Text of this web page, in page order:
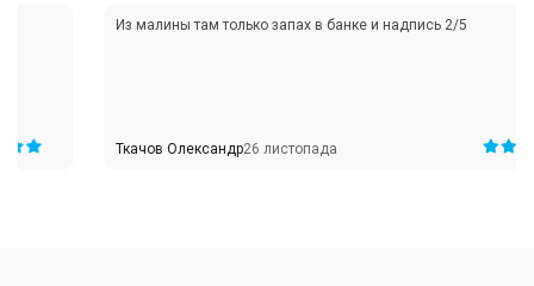
Из малины там только запах в банке и надпись 2/5
Ткачов Олександр26 листопада